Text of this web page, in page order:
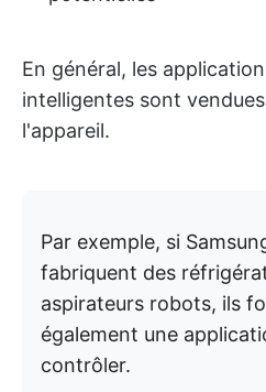
En général, les
intelligentes sont
l'appareil.
Par exemple, si
fabriquent des
aspirateurs robots, ils
également une
contrôler.